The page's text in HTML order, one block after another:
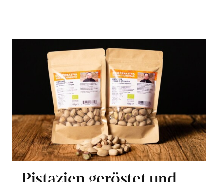
Pistazien geröstet und